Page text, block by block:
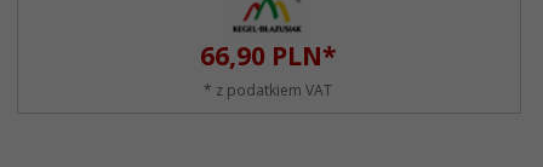
66,90 PLN*
* z podatkiem VAT